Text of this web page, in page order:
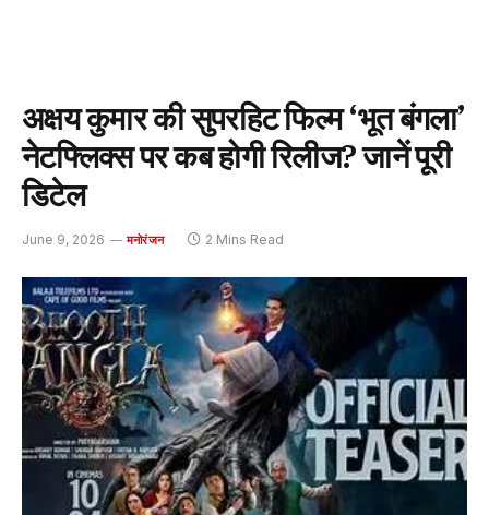
अक्षय कुमार की सुपरहिट फिल्म ‘भूत बंगला’
नेटफ्लिक्स पर कब होगी रिलीज? जानें पूरी
डिटेल
June 9, 2026 मनोरंजन 2 Mins Read